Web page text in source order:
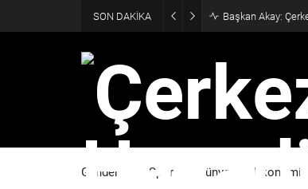
SON DAKİKA Başkan Akay:
Gündem Spor Dünya Ekonomi